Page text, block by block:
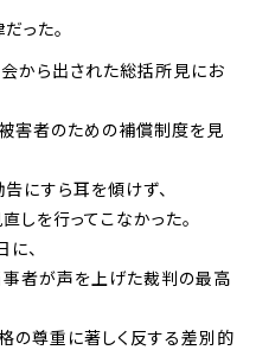
った。
から出された総括所見にお
害者のための補償制度を見
にすら耳を傾けず、
を行ってこなかった。
、
者が声を上げた裁判の最高
の尊重に著しく反する差別的